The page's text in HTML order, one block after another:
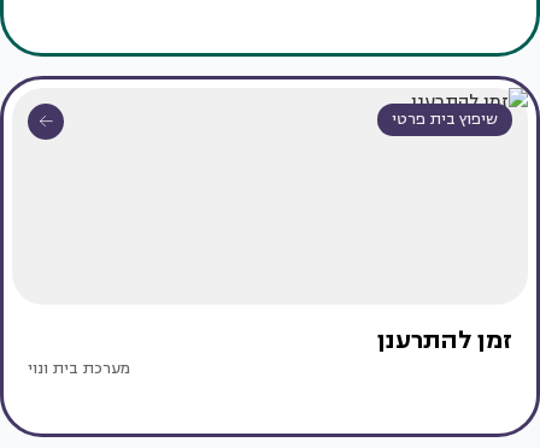
שיפוץ בית פרטי
זמן להתרענן
מערכת בית ונוי